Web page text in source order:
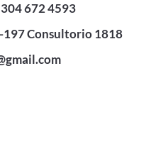
672 4593
197 Consultorio 1818